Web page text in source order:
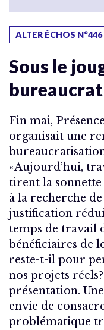
ALTER ÉCHOS N°446
Sous le
Fin mai,
organisait une
«Aujourd’hui,
tirent la sonnette
à la recherche
justification
temps de travail
bénéficiaires de
reste-t-il pour
nos projets
présentation.
envie de
problématique